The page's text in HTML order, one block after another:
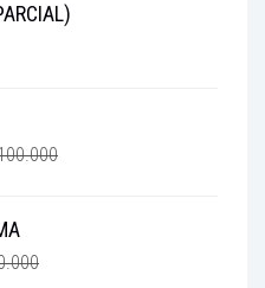
EL
EL
EL
EL